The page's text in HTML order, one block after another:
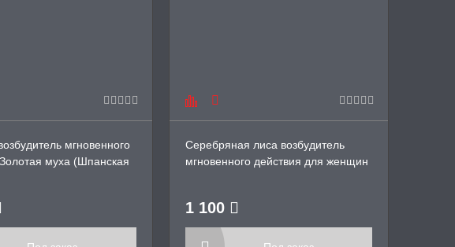
мгновенного
муха (Шпанская
Серебряная лиса возбудитель
мгновенного действия для женщин
1 100